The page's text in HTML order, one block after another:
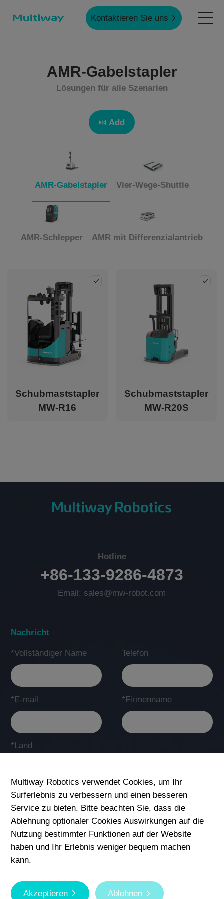
Kontaktieren Sie uns
Service & Unterstützung
Über
EN
AMR-Gabelstapler
Lösungen für alle Szenarien
Add
AMR-Gabelstapler Vier-Wege-Shuttle
AMR-Schlepper AMR mit Differenzialantrieb
Schubmaststapler
MW-R16
Schubmaststapler
MW-R20S
Hotline
+86-133-9286-4873
Email: sales@mw-robot.com
Nachricht
*Vollständiger Name Telefon
*E-mail *Firmenname
*Land
*Fragen oder Anmerkungen
Absenden
Copyright © Multiway Robotics (Shenzhen) Co., Ltd. Alle
Rechte vorbehalten.
Multiway Robotics verwendet Cookies, um Ihr
Surferlebnis zu verbessern und einen besseren
Service zu bieten. Bitte beachten Sie, dass die
Ablehnung optionaler Cookies Auswirkungen auf die
Nutzung bestimmter Funktionen auf der Website
haben und Ihr Erlebnis weniger bequem machen
kann.
Akzeptieren Ablehnen